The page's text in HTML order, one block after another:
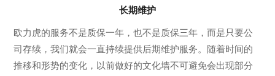
长期维护
欧力虎的服务不是质保一年，也不是质保三年，而是只要公
司存续，我们就会一直持续提供后期维护服务。随着时间的
推移和形势的变化，以前做好的文化墙不可避免会出现部分